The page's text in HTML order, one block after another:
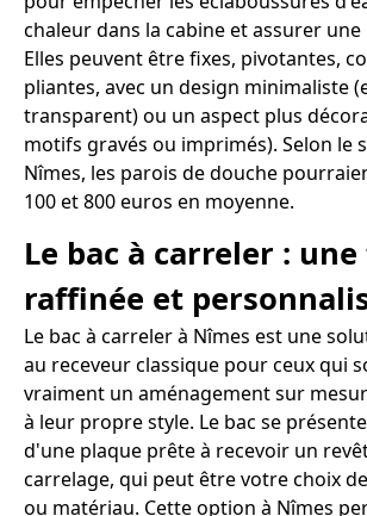
chaleur dans la cabine et assurer
Elles peuvent être fixes, pivotantes,
pliantes, avec un design minimaliste
transparent) ou un aspect plus
motifs gravés ou imprimés). Selon le
Nîmes, les parois de douche
100 et 800 euros en moyenne.
Le bac à carreler :
raffinée et
Le bac à carreler à Nîmes est une
au receveur classique pour ceux qui
vraiment un aménagement sur
à leur propre style. Le bac se
d'une plaque prête à recevoir un
carrelage, qui peut être votre choix
ou matériau. Cette option à Nîmes